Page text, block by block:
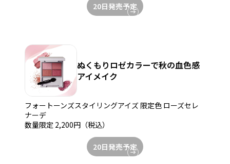
20日発売予定
ぬくもりロゼカラーで秋の血色感
アイメイク
フォートーンズスタイリングアイズ 限定色 ローズセレ
ナーデ
数量限定 2,200円（税込）
20日発売予定